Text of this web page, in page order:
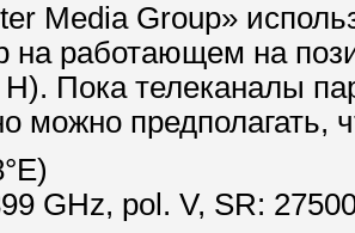
Media Group»
на работающем на
Пока телеканалы
можно предполагать,
GHz, pol. V, SR: